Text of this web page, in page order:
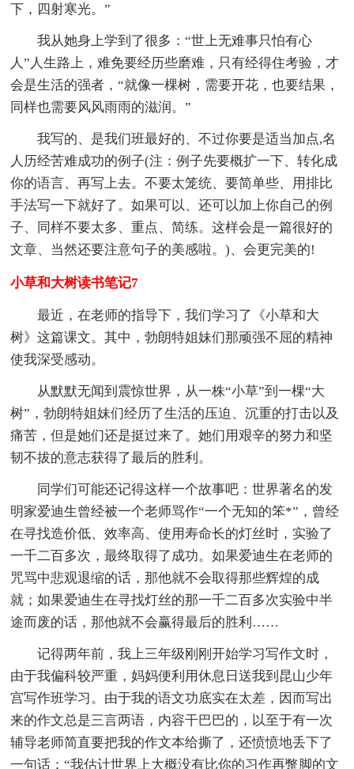
下，四射寒光。”
我从她身上学到了很多：“世上无难事只怕有心
人”人生路上，难免要经历些磨难，只有经得住考验，才
会是生活的强者，“就像一棵树，需要开花，也要结果，
同样也需要风风雨雨的滋润。”
我写的、是我们班最好的、不过你要是适当加点,名
人历经苦难成功的例子(注：例子先要概扩一下、转化成
你的语言、再写上去。不要太笼统、要简单些、用排比
手法写一下就好了。如果可以、还可以加上你自己的例
子、同样不要太多、重点、简练。这样会是一篇很好的
文章、当然还要注意句子的美感啦。)、会更完美的!
小草和大树读书笔记7
最近，在老师的指导下，我们学习了《小草和大
树》这篇课文。其中，勃朗特姐妹们那顽强不屈的精神
使我深受感动。
从默默无闻到震惊世界，从一株“小草”到一棵“大
树”，勃朗特姐妹们经历了生活的压迫、沉重的打击以及
痛苦，但是她们还是挺过来了。她们用艰辛的努力和坚
韧不拔的意志获得了最后的胜利。
同学们可能还记得这样一个故事吧：世界著名的发
明家爱迪生曾经被一个老师骂作“一个无知的笨*”，曾经
在寻找造价低、效率高、使用寿命长的灯丝时，实验了
一千二百多次，最终取得了成功。如果爱迪生在老师的
咒骂中悲观退缩的话，那他就不会取得那些辉煌的成
就；如果爱迪生在寻找灯丝的那一千二百多次实验中半
途而废的话，那他就不会赢得最后的胜利……
记得两年前，我上三年级刚刚开始学习写作文时，
由于我偏科较严重，妈妈便利用休息日送我到昆山少年
宫写作班学习。由于我的语文功底实在太差，因而写出
来的作文总是三言两语，内容干巴巴的，以至于有一次
辅导老师简直要把我的作文本给撕了，还愤愤地丢下了
一句话：“我估计世界上大概没有比你的习作再蹩脚的文